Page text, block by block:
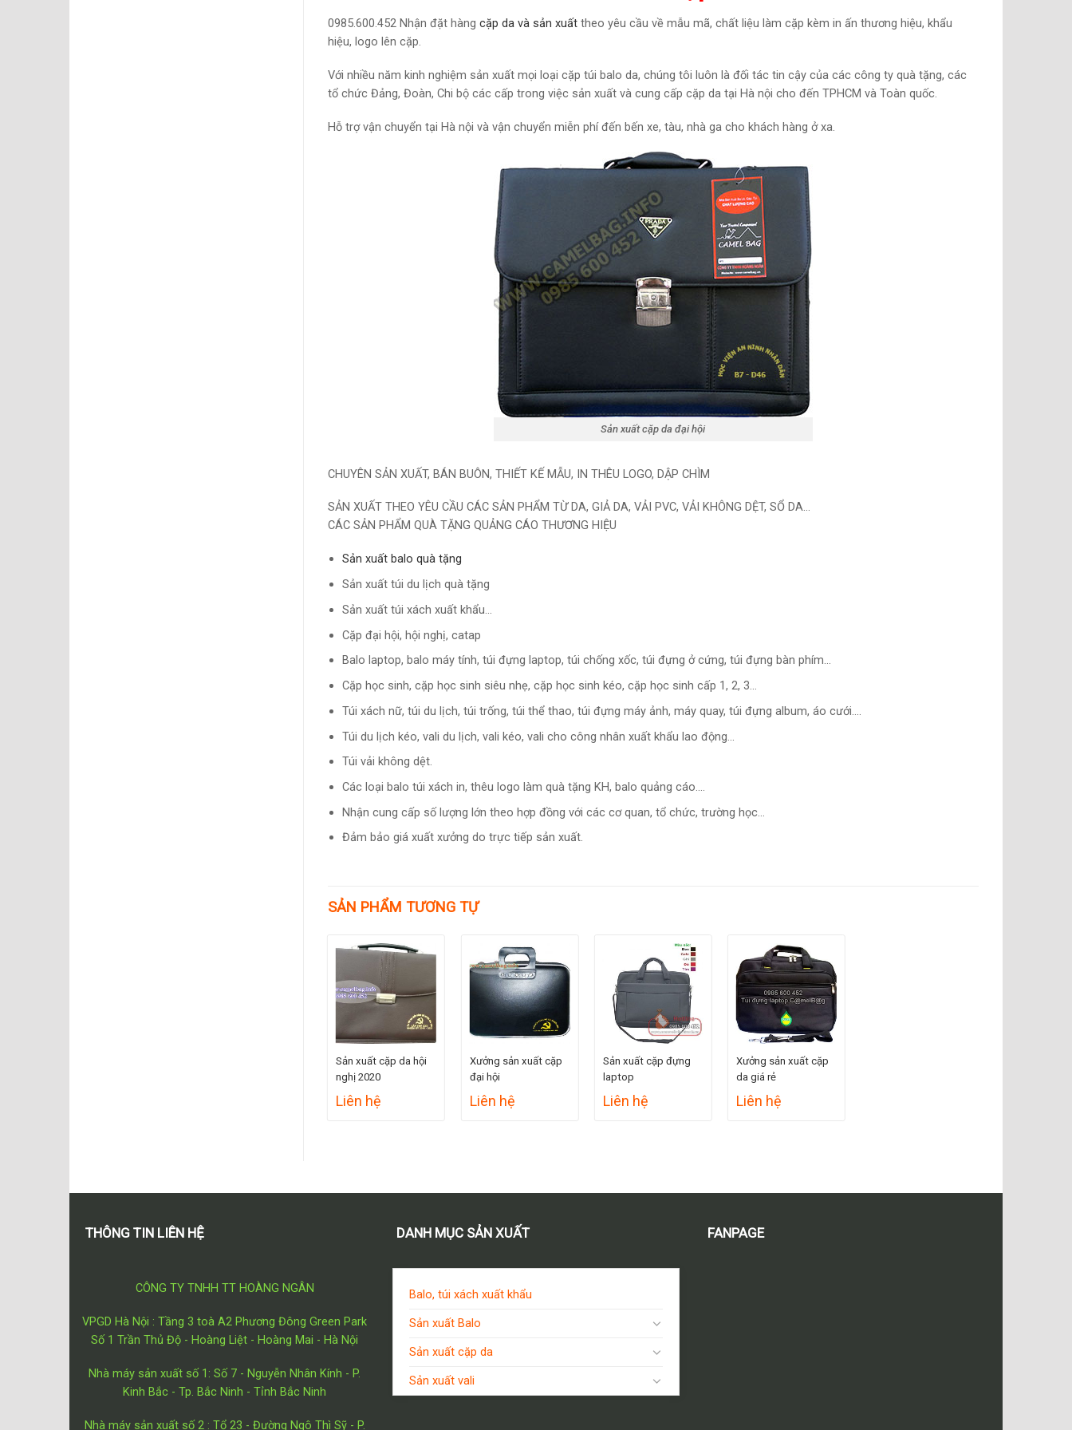
0985.600.452 Nhận đặt hàng cặp da và sản xuấttheo yêu cầu về mẫu mã, chất liệu làm cặp kèm in ấn thương hiệu, khẩu
hiệu, logo lên cặp.
Với nhiều năm kinh nghiệm sản xuất mọi loại cặp túi balo da, chúng tôi luôn là đối tác tin cậy của các công ty quà tặng, các
tổ chức Đảng, Đoàn, Chi bộ các cấp trong việc sản xuất và cung cấp cặp da tại Hà nội cho đến TPHCM và Toàn quốc.
Hỗ trợ vận chuyển tại Hà nội và vận chuyển miễn phí đến bến xe, tàu, nhà ga cho khách hàng ở xa.
Sản xuất cặp da đại hội
CHUYÊN SẢN XUẤT, BÁN BUÔN, THIẾT KẾ MẪU, IN THÊU LOGO, DẬP CHÌM
SẢN XUẤT THEO YÊU CẦU CÁC SẢN PHẨM TỪ DA, GIẢ DA, VẢI PVC, VẢI KHÔNG DỆT, SỔ DA…
CÁC SẢN PHẨM QUÀ TẶNG QUẢNG CÁO THƯƠNG HIỆU
Sản xuất balo quà tặng
Sản xuất túi du lịch quà tặng
Sản xuất túi xách xuất khẩu…
Cặp đại hội, hội nghị, catap
Balo laptop, balo máy tính, túi đựng laptop, túi chống xốc, túi đựng ở cứng, túi đựng bàn phím…
Cặp học sinh, cặp học sinh siêu nhẹ, cặp học sinh kéo, cặp học sinh cấp 1, 2, 3…
Túi xách nữ, túi du lịch, túi trống, túi thể thao, túi đựng máy ảnh, máy quay, túi đựng album, áo cưới….
Túi du lịch kéo, vali du lịch, vali kéo, vali cho công nhân xuất khẩu lao động…
Túi vải không dệt.
Các loại balo túi xách in, thêu logo làm quà tặng KH, balo quảng cáo….
Nhận cung cấp số lượng lớn theo hợp đồng với các cơ quan, tổ chức, trường học…
Đảm bảo giá xuất xưởng do trực tiếp sản xuất.
SẢN PHẨM TƯƠNG TỰ
Sản xuất cặp da hội
nghị 2020
Liên hệ
Xưởng sản xuất cặp
đại hội
Liên hệ
Sản xuất cặp đựng
laptop
Liên hệ
Xưởng sản xuất cặp
da giá rẻ
Liên hệ
THÔNG TIN LIÊN HỆ
CÔNG TY TNHH TT HOÀNG NGÂN
VPGD Hà Nội : Tầng 3 toà A2 Phương Đông Green Park
Số 1 Trần Thủ Độ - Hoàng Liệt - Hoàng Mai - Hà Nội
Nhà máy sản xuất số 1: Số 7 - Nguyễn Nhân Kính - P.
Kinh Bắc - Tp. Bắc Ninh - Tỉnh Bắc Ninh
Nhà máy sản xuất số 2 : Tổ 23 - Đường Ngô Thì Sỹ - P.
DANH MỤC SẢN XUẤT
Balo, túi xách xuất khẩu
Sản xuất Balo
Sản xuất cặp da
Sản xuất vali
FANPAGE